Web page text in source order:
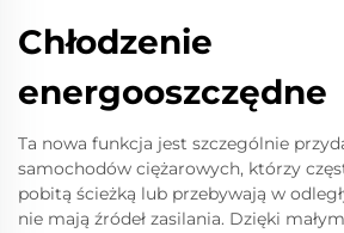
Chłodzenie
energooszczędne
Ta nowa funkcja jest szczególnie
samochodów ciężarowych, którzy
pobitą ścieżką lub przebywają w
nie mają źródeł zasilania. Dzięki